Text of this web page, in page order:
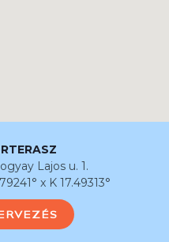
Lajos u. 1.
x K 17.49313°